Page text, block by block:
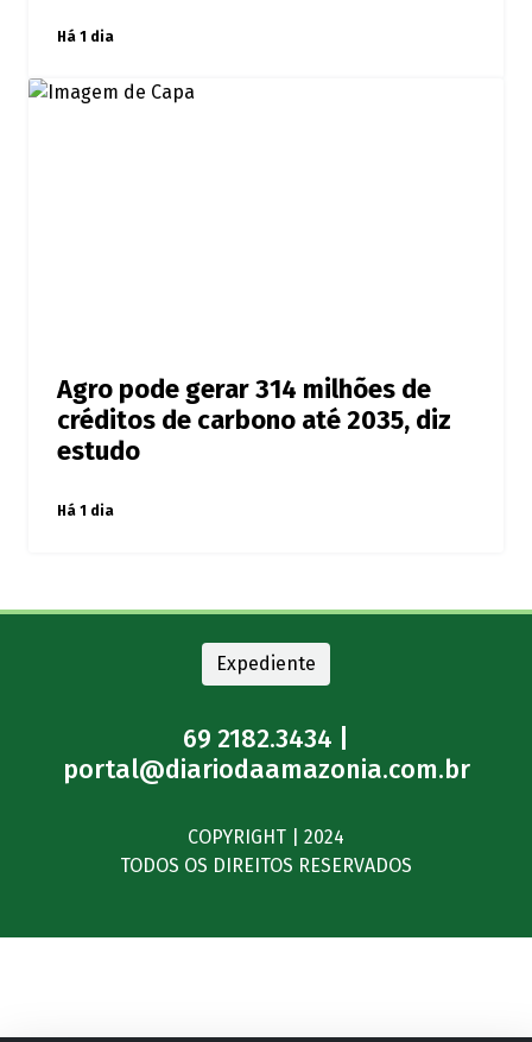
Há 1 dia
Agro pode gerar 314 milhões de
créditos de carbono até 2035, diz
estudo
Há 1 dia
Expediente
69 2182.3434 |
portal@diariodaamazonia.com.br
COPYRIGHT | 2024
TODOS OS DIREITOS RESERVADOS